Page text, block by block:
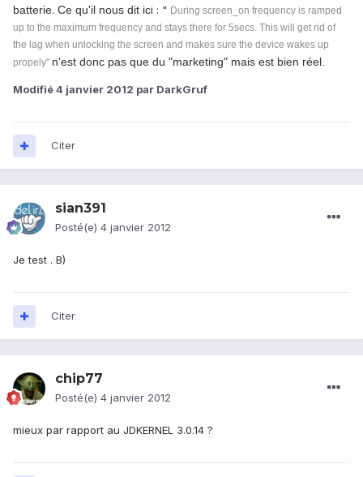
batterie. Ce qu'il nous dit ici : " During screen_on frequency is ramped
up to the maximum frequency and stays there for 5secs. This will get rid of
the lag when unlocking the screen and makes sure the device wakes up
propely" n'est donc pas que du "marketing" mais est bien réel.
Modifié4 janvier 2012 par DarkGruf
Citer
sian391
Posté(e) 4 janvier 2012
Je test . B)
Citer
chip77
Posté(e) 4 janvier 2012
mieux par rapport au JDKERNEL 3.0.14 ?